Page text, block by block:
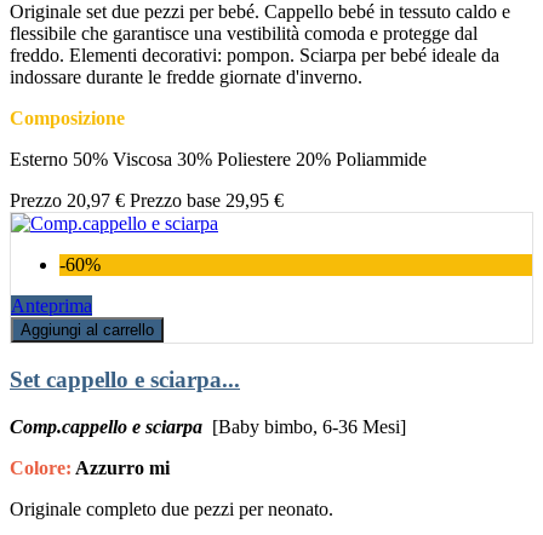
Originale set due pezzi per bebé. Cappello bebé in tessuto caldo e
flessibile che garantisce una vestibilità comoda e protegge dal
freddo. Elementi decorativi: pompon. Sciarpa per bebé ideale da
indossare durante le fredde giornate d'inverno.
Composizione
Esterno 50% Viscosa 30% Poliestere 20% Poliammide
Prezzo 20,97 € Prezzo base 29,95 €
-60%
Anteprima
Aggiungi al carrello
Set cappello e sciarpa...
Comp.cappello e sciarpa [Baby bimbo, 6-36 Mesi]
Colore: Azzurro mi
Originale completo due pezzi per neonato.